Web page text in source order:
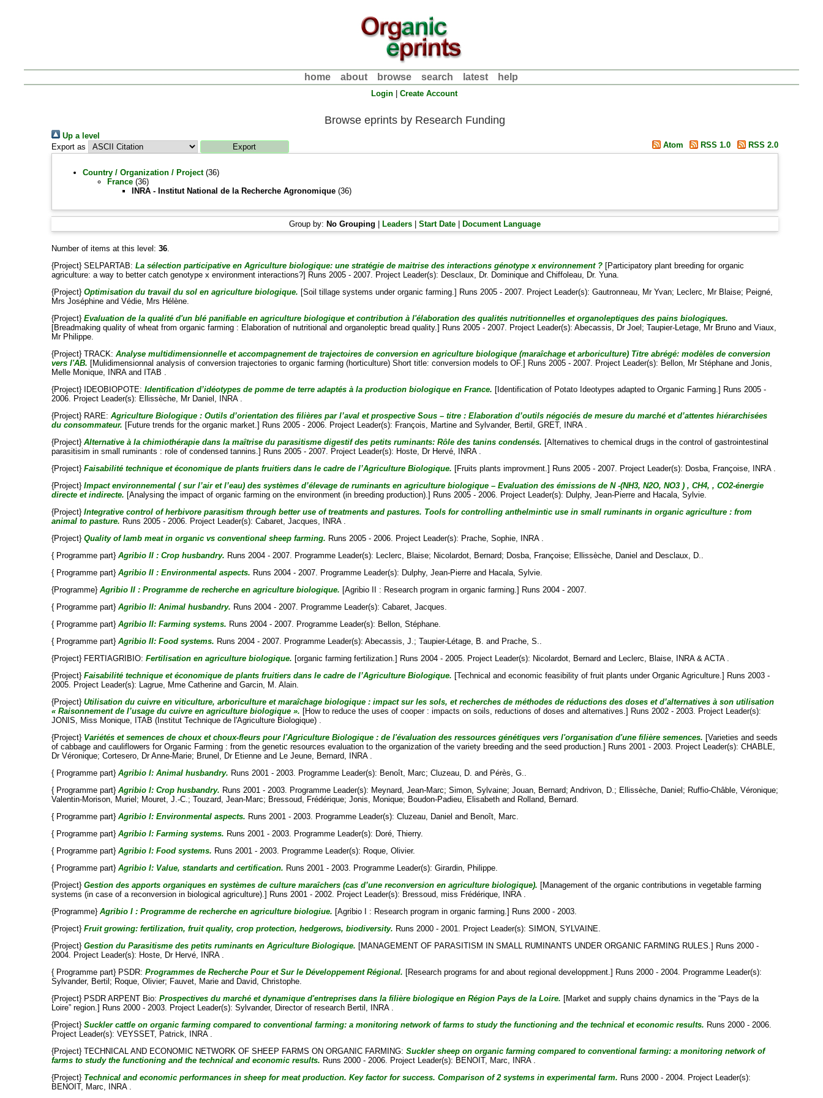
home about browse search latest help
Login |Create Account
Browse eprints by Research Funding
Up a level
Export as
Atom RSS 1.0 RSS 2.0
Country / Organization / Project(36)
France(36)
INRA - Institut National de la Recherche Agronomique(36)
Group by: No Grouping Leaders| Start Date| Document Language
Number of items at this level: 36.
{Project} SELPARTAB: La sélection participative en Agriculture biologique: une stratégie de maitrise des interactions génotype x environnement ?[Participatory plant breeding for organic
agriculture: a way to better catch genotype x environment interactions?] Runs 2005 - 2007. Project Leader(s): Desclaux, Dr. Dominiqueand Chiffoleau, Dr. Yuna.
{Project} Optimisation du travail du sol en agriculture biologique. [Soil tillage systems under organic farming.] Runs 2005 - 2007. Project Leader(s): Gautronneau, Mr Yvan; Leclerc, Mr Blaise; Peigné,
Mrs Joséphineand Védie, Mrs Hélène.
{Project} Evaluation de la qualité d'un blé panifiable en agriculture biologique et contribution à l'élaboration des qualités nutritionnelles et organoleptiques des pains biologiques.
[Breadmaking quality of wheat from organic farming : Elaboration of nutritional and organoleptic bread quality.] Runs 2005 - 2007. Project Leader(s): Abecassis, Dr Joel ; Taupier-Letage, Mr Brunoand Viaux,
Mr Philippe.
{Project} TRACK: Analyse multidimensionnelle et accompagnement de trajectoires de conversion en agriculture biologique (maraîchage et arboriculture) Titre abrégé: modèles de conversion
vers l'AB. [Mulidimensionnal analysis of conversion trajectories to organic farming (horticulture) Short title: conversion models to OF.] Runs 2005 - 2007. Project Leader(s): Bellon, Mr Stéphaneand Jonis,
Melle Monique, INRA and ITAB .
{Project} IDEOBIOPOTE: Identification d’idéotypes de pomme de terre adaptés à la production biologique en France. [Identification of Potato Ideotypes adapted to Organic Farming.] Runs 2005 -
2006. Project Leader(s): Ellissèche, Mr Daniel , INRA .
{Project} RARE: Agriculture Biologique : Outils d’orientation des filières par l’aval et prospective Sous – titre : Elaboration d’outils négociés de mesure du marché et d’attentes hiérarchisées
du consommateur. [Future trends for the organic market.] Runs 2005 - 2006. Project Leader(s): François, Martineand Sylvander, Bertil , GRET, INRA .
{Project} Alternative à la chimiothérapie dans la maîtrise du parasitisme digestif des petits ruminants: Rôle des tanins condensés. [Alternatives to chemical drugs in the control of gastrointestinal
parasitisim in small ruminants : role of condensed tannins.] Runs 2005 - 2007. Project Leader(s): Hoste, Dr Hervé, INRA .
{Project} Faisabilité technique et économique de plants fruitiers dans le cadre de l’Agriculture Biologique. [Fruits plants improvment.] Runs 2005 - 2007. Project Leader(s): Dosba, Françoise, INRA .
{Project} Impact environnemental ( sur l’air et l’eau) des systèmes d’élevage de ruminants en agriculture biologique – Evaluation des émissions de N -(NH3, N2O, NO3 ) , CH4, , CO2-énergie
directe et indirecte. [Analysing the impact of organic farming on the environment (in breeding production).] Runs 2005 - 2006. Project Leader(s): Dulphy, Jean-Pierreand Hacala, Sylvie.
{Project} Integrative control of herbivore parasitism through better use of treatments and pastures. Tools for controlling anthelmintic use in small ruminants in organic agriculture : from
animal to pasture. Runs 2005 - 2006. Project Leader(s): Cabaret, Jacques, INRA .
{Project} Quality of lamb meat in organic vs conventional sheep farming. Runs 2005 - 2006. Project Leader(s): Prache, Sophie, INRA .
{ Programme part} Agribio II : Crop husbandry. Runs 2004 - 2007. Programme Leader(s): Leclerc, Blaise; Nicolardot, Bernard; Dosba, Françoise; Ellissèche, Daniel and Desclaux, D..
{ Programme part} Agribio II : Environmental aspects. Runs 2004 - 2007. Programme Leader(s): Dulphy, Jean-Pierreand Hacala, Sylvie.
{Programme} Agribio II : Programme de recherche en agriculture biologique. [Agribio II : Research program in organic farming.] Runs 2004 - 2007.
{ Programme part} Agribio II: Animal husbandry. Runs 2004 - 2007. Programme Leader(s): Cabaret, Jacques.
{ Programme part} Agribio II: Farming systems. Runs 2004 - 2007. Programme Leader(s): Bellon, Stéphane.
{ Programme part} Agribio II: Food systems. Runs 2004 - 2007. Programme Leader(s): Abecassis, J.; Taupier-Létage, B. and Prache, S..
{Project} FERTIAGRIBIO: Fertilisation en agriculture biologique. [organic farming fertilization.] Runs 2004 - 2005. Project Leader(s): Nicolardot, Bernard and Leclerc, Blaise, INRA & ACTA .
{Project} Faisabilité technique et économique de plants fruitiers dans le cadre de l’Agriculture Biologique. [Technical and economic feasibility of fruit plants under Organic Agriculture.] Runs 2003 -
2005. Project Leader(s): Lagrue, Mme Catherineand Garcin, M. Alain.
{Project} Utilisation du cuivre en viticulture, arboriculture et maraîchage biologique : impact sur les sols, et recherches de méthodes de réductions des doses et d’alternatives à son utilisation
« Raisonnement de l’usage du cuivre en agriculture biologique ». [How to reduce the uses of cooper : impacts on soils, reductions of doses and alternatives.] Runs 2002 - 2003. Project Leader(s):
JONIS, Miss Monique, ITAB (Institut Technique de l'Agriculture Biologique) .
{Project} Variétés et semences de choux et choux-fleurs pour l'Agriculture Biologique : de l'évaluation des ressources génétiques vers l'organisation d'une filière semences. [Varieties and seeds
of cabbage and cauliflowers for Organic Farming : from the genetic resources evaluation to the organization of the variety breeding and the seed production.] Runs 2001 - 2003. Project Leader(s): CHABLE,
Dr Véronique; Cortesero, Dr Anne-Marie; Brunel, Dr Etienneand Le Jeune, Bernard, INRA .
{ Programme part} Agribio I: Animal husbandry. Runs 2001 - 2003. Programme Leader(s): Benoît, Marc; Cluzeau, D. and Pérès, G..
{ Programme part} Agribio I: Crop husbandry. Runs 2001 - 2003. Programme Leader(s): Meynard, Jean-Marc; Simon, Sylvaine; Jouan, Bernard; Andrivon, D.; Ellissèche, Daniel ; Ruffio-Châble, Véronique;
Valentin-Morison, Muriel ; Mouret, J.-C.; Touzard, Jean-Marc; Bressoud, Frédérique; Jonis, Monique; Boudon-Padieu, Elisabethand Rolland, Bernard.
{ Programme part} Agribio I: Environmental aspects. Runs 2001 - 2003. Programme Leader(s): Cluzeau, Daniel and Benoît, Marc.
{ Programme part} Agribio I: Farming systems. Runs 2001 - 2003. Programme Leader(s): Doré, Thierry.
{ Programme part} Agribio I: Food systems. Runs 2001 - 2003. Programme Leader(s): Roque, Olivier.
{ Programme part} Agribio I: Value, standarts and certification. Runs 2001 - 2003. Programme Leader(s): Girardin, Philippe.
{Project} Gestion des apports organiques en systèmes de culture maraîchers (cas d’une reconversion en agriculture biologique). [Management of the organic contributions in vegetable farming
systems (in case of a reconversion in biological agriculture).] Runs 2001 - 2002. Project Leader(s): Bressoud, miss Frédérique, INRA .
{Programme} Agribio I : Programme de recherche en agriculture biologiue. [Agribio I : Research program in organic farming.] Runs 2000 - 2003.
{Project} Fruit growing: fertilization, fruit quality, crop protection, hedgerows, biodiversity. Runs 2000 - 2001. Project Leader(s): SIMON, SYLVAINE.
{Project} Gestion du Parasitisme des petits ruminants en Agriculture Biologique. [MANAGEMENT OF PARASITISM IN SMALL RUMINANTS UNDER ORGANIC FARMING RULES.] Runs 2000 -
2004. Project Leader(s): Hoste, Dr Hervé, INRA .
{ Programme part} PSDR: Programmes de Recherche Pour et Sur le Développement Régional. [Research programs for and about regional developpment.] Runs 2000 - 2004. Programme Leader(s):
Sylvander, Bertil ; Roque, Olivier; Fauvet, Marieand David, Christophe.
{Project} PSDR ARPENT Bio: Prospectives du marché et dynamique d'entreprises dans la filière biologique en Région Pays de la Loire. [Market and supply chains dynamics in the “Pays de la
Loire” region.] Runs 2000 - 2003. Project Leader(s): Sylvander, Director of research Bertil , INRA .
{Project} Suckler cattle on organic farming compared to conventional farming: a monitoring network of farms to study the functioning and the technical et economic results. Runs 2000 - 2006.
Project Leader(s): VEYSSET, Patrick, INRA .
{Project} TECHNICAL AND ECONOMIC NETWORK OF SHEEP FARMS ON ORGANIC FARMING: Suckler sheep on organic farming compared to conventional farming: a monitoring network of
farms to study the functioning and the technical and economic results. Runs 2000 - 2006. Project Leader(s): BENOIT, Marc, INRA .
{Project} Technical and economic performances in sheep for meat production. Key factor for success. Comparison of 2 systems in experimental farm. Runs 2000 - 2004. Project Leader(s):
BENOIT, Marc, INRA .